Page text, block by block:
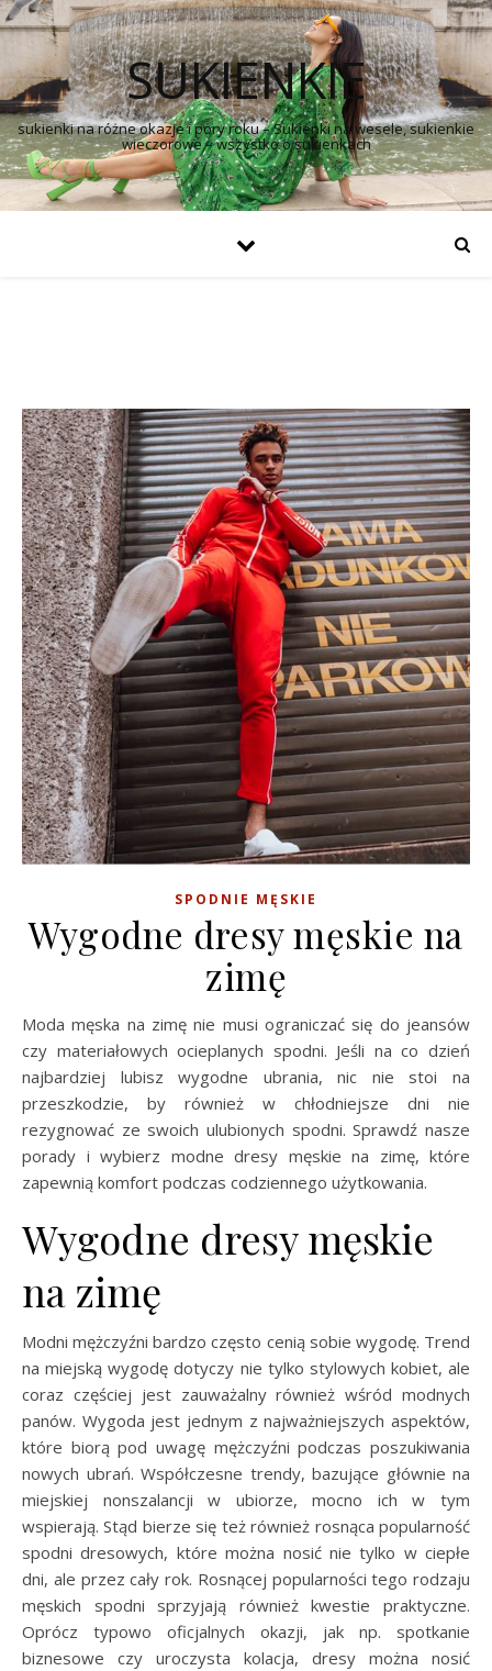
SUKIENKIE
sukienki na różne okazje i pory roku – Sukienki na wesele, sukienkie
wieczorowe – wszystko o sukienkach
SPODNIE MĘSKIE
Wygodne dresy męskie na
zimę
Moda męska na zimę nie musi ograniczać się do jeansów
czy materiałowych ocieplanych spodni. Jeśli na co dzień
najbardziej lubisz wygodne ubrania, nic nie stoi na
przeszkodzie, by również w chłodniejsze dni nie
rezygnować ze swoich ulubionych spodni. Sprawdź nasze
porady i wybierz modne dresy męskie na zimę, które
zapewnią komfort podczas codziennego użytkowania.
Wygodne dresy męskie
na zimę
Modni mężczyźni bardzo często cenią sobie wygodę. Trend
na miejską wygodę dotyczy nie tylko stylowych kobiet, ale
coraz częściej jest zauważalny również wśród modnych
panów. Wygoda jest jednym z najważniejszych aspektów,
które biorą pod uwagę mężczyźni podczas poszukiwania
nowych ubrań. Współczesne trendy, bazujące głównie na
miejskiej nonszalancji w ubiorze, mocno ich w tym
wspierają. Stąd bierze się też również rosnąca popularność
spodni dresowych, które można nosić nie tylko w ciepłe
dni, ale przez cały rok. Rosnącej popularności tego rodzaju
męskich spodni sprzyjają również kwestie praktyczne.
Oprócz typowo oficjalnych okazji, jak np. spotkanie
biznesowe czy uroczysta kolacja, dresy można nosić